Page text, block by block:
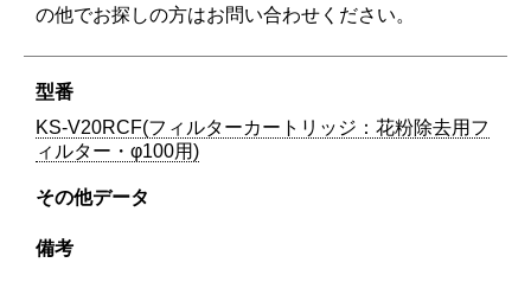
の他でお探しの方はお問い合わせください。
KS-V20RCF(フィルターカートリッジ：花粉除去用フ
ィルター・φ100用)